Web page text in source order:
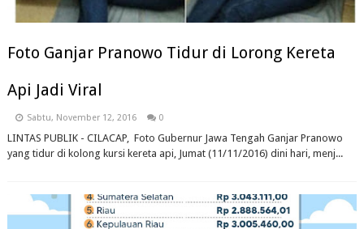
Foto Ganjar Pranowo Tidur di Lorong Kereta
Api Jadi Viral
Sabtu, November 12, 2016 0
LINTAS PUBLIK - CILACAP, Foto Gubernur Jawa Tengah Ganjar Pranowo
yang tidur di kolong kursi kereta api, Jumat (11/11/2016) dini hari, menj...